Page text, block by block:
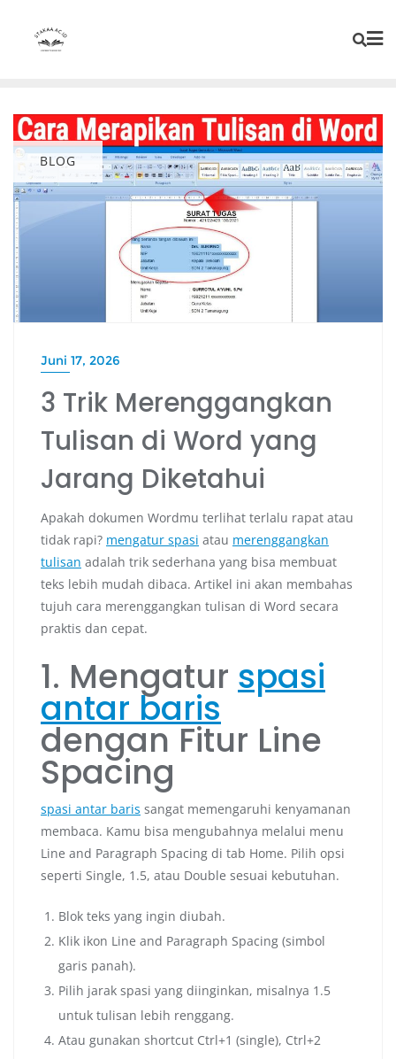
BLOG
Juni 17, 2026
3 Trik Merenggangkan
Tulisan di Word yang
Jarang Diketahui
Apakah dokumen Wordmu terlihat terlalu rapat atau
tidak rapi? mengatur spasi atau merenggangkan
tulisan adalah trik sederhana yang bisa membuat
teks lebih mudah dibaca. Artikel ini akan membahas
tujuh cara merenggangkan tulisan di Word secara
praktis dan cepat.
1. Mengatur spasi
antar baris
dengan Fitur Line
Spacing
spasi antar baris sangat memengaruhi kenyamanan
membaca. Kamu bisa mengubahnya melalui menu
Line and Paragraph Spacing di tab Home. Pilih opsi
seperti Single, 1.5, atau Double sesuai kebutuhan.
Blok teks yang ingin diubah.
Klik ikon Line and Paragraph Spacing (simbol
garis panah).
Pilih jarak spasi yang diinginkan, misalnya 1.5
untuk tulisan lebih renggang.
Atau gunakan shortcut Ctrl+1 (single), Ctrl+2